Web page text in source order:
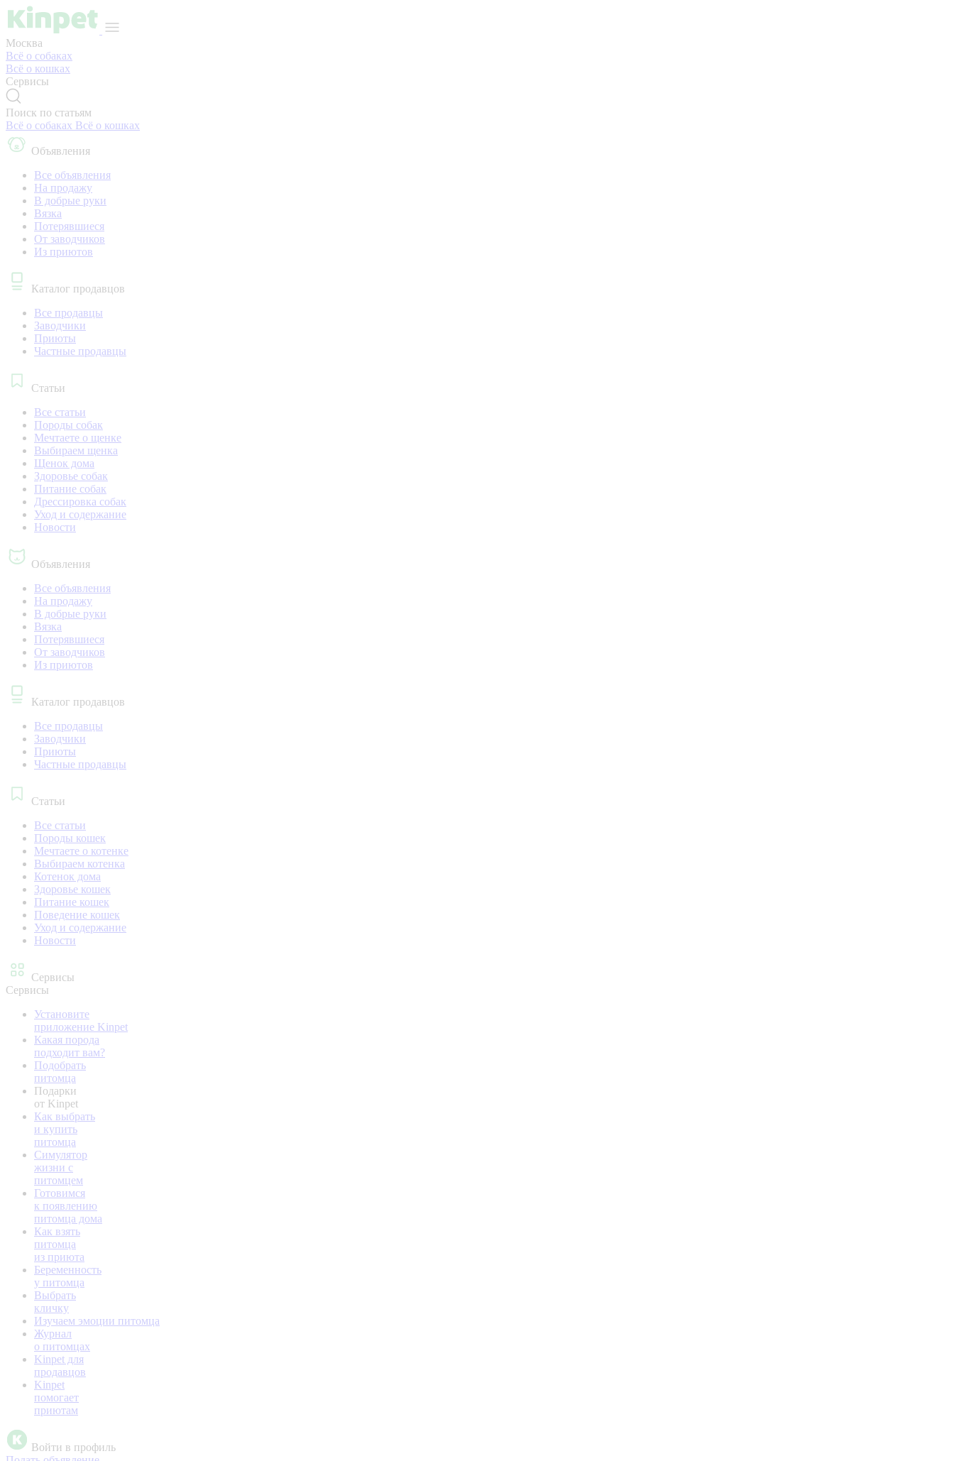
Москва
Всё о собаках
Всё о кошках
Сервисы
Поиск по статьям
Всё о собаках Всё о кошках
Объявления
Все объявления
На продажу
В добрые руки
Вязка
Потерявшиеся
От заводчиков
Из приютов
Каталог продавцов
Все продавцы
Заводчики
Приюты
Частные продавцы
Статьи
Все статьи
Породы собак
Мечтаете о щенке
Выбираем щенка
Щенок дома
Здоровье собак
Питание собак
Дрессировка собак
Уход и содержание
Новости
Объявления
Все объявления
На продажу
В добрые руки
Вязка
Потерявшиеся
От заводчиков
Из приютов
Каталог продавцов
Все продавцы
Заводчики
Приюты
Частные продавцы
Статьи
Все статьи
Породы кошек
Мечтаете о котенке
Выбираем котенка
Котенок дома
Здоровье кошек
Питание кошек
Поведение кошек
Уход и содержание
Новости
Сервисы
Сервисы
Установите
приложение Kinpet
Какая порода
подходит вам?
Подобрать
питомца
Подарки
от Kinpet
Как выбрать
и купить
питомца
Симулятор
жизни с
питомцем
Готовимся
к появлению
питомца дома
Как взять
питомца
из приюта
Беременность
у питомца
Выбрать
кличку
Изучаем эмоции питомца
Журнал
о питомцах
Kinpet для
продавцов
Kinpet
помогает
приютам
Войти в профиль